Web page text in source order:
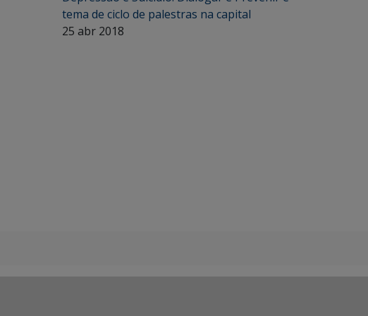
tema de ciclo de palestras na capital
25 abr 2018